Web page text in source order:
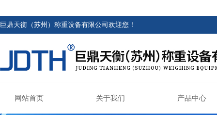
巨鼎天衡（苏州）称重设备有限公司欢迎您！
网站首页 关于我们 产品中心